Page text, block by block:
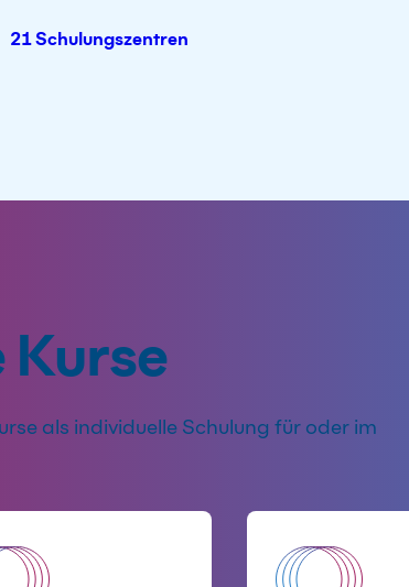
21 Schulungszentren
als individuelle Schulung für oder im